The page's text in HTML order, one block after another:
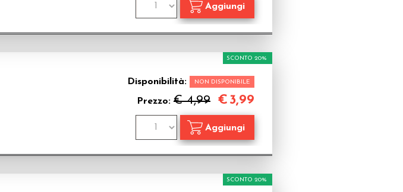
Disponibilità: NON DISPONIBILE
Prezzo: € 4,99
SCONTO 20%
€ 3,99
SCONTO 20%